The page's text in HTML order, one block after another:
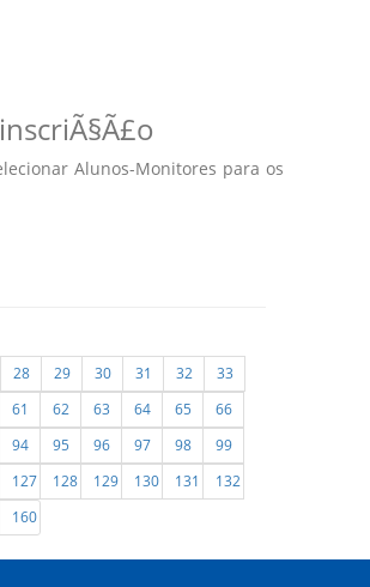
Alunos-Monitores para os
28 29 30 31 32
33
61 62 63 64 65
66
94 95 96 97 98
99
127 128 129 130 131
132
160